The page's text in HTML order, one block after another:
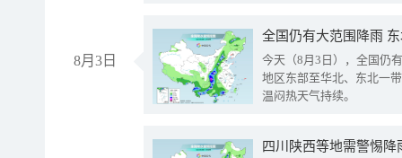
8月3日
全国仍有大范围降雨
今天（8月3日），全国仍
地区东部至华北、东北一
温闷热天气持续。